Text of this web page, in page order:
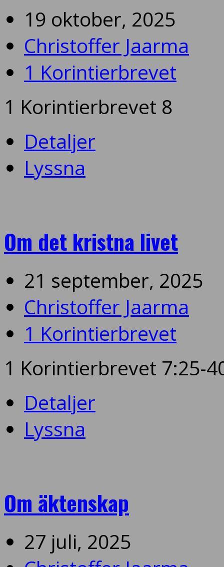
19 oktober, 2025
Christoffer Jaarma
1 Korintierbrevet
1 Korintierbrevet 8
Detaljer
Lyssna
Om det kristna livet
21 september, 2025
Christoffer Jaarma
1 Korintierbrevet
1 Korintierbrevet 7:25-
Detaljer
Lyssna
Om äktenskap
27 juli, 2025